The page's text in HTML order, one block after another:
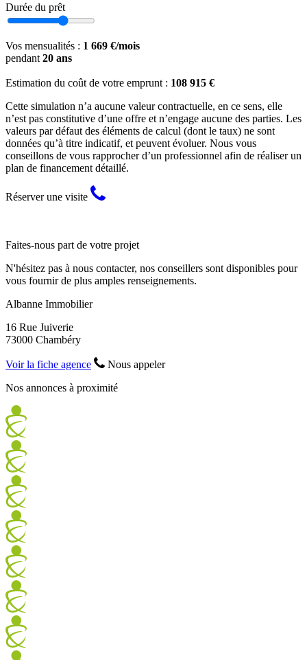
Durée du prêt
Vos mensualités : 1 669 €/mois
pendant 20 ans
Estimation du coût de votre emprunt : 108 915 €
Cette simulation n’a aucune valeur contractuelle, en ce sens, elle
n’est pas constitutive d’une offre et n’engage aucune des parties. Les
valeurs par défaut des éléments de calcul (dont le taux) ne sont
données qu’à titre indicatif, et peuvent évoluer. Nous vous
conseillons de vous rapprocher d’un professionnel afin de réaliser un
plan de financement détaillé.
Réserver une visite
Faites-nous part de votre projet
N'hésitez pas à nous contacter, nos conseillers sont disponibles pour
vous fournir de plus amples renseignements.
Albanne Immobilier
16 Rue Juiverie
73000 Chambéry
Voir la fiche agence
Nous appeler
Nos annonces à proximité